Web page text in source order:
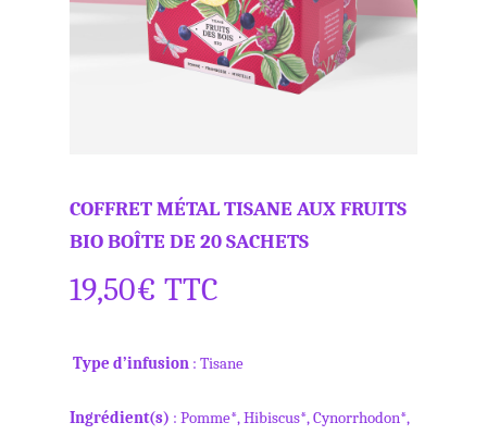
COFFRET MÉTAL TISANE AUX FRUITS
BIO BOÎTE DE 20 SACHETS
19,50€ TTC
Type d’infusion : Tisane
Ingrédient(s) : Pomme*, Hibiscus*, Cynorrhodon*,